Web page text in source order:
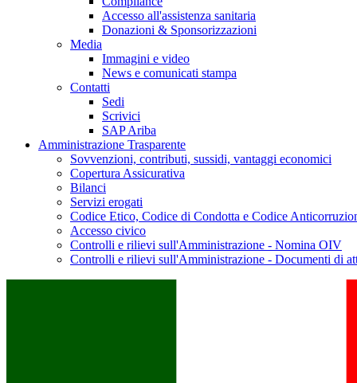
Accesso all'assistenza sanitaria
Donazioni & Sponsorizzazioni
Media
Immagini e video
News e comunicati stampa
Contatti
Sedi
Scrivici
SAP Ariba
Amministrazione Trasparente
Sovvenzioni, contributi, sussidi, vantaggi economici
Copertura Assicurativa
Bilanci
Servizi erogati
Codice Etico, Codice di Condotta e Codice
Accesso civico
Controlli e rilievi sull'Amministrazione - Nomina OIV
Controlli e rilievi sull'Amministrazione - Documenti di